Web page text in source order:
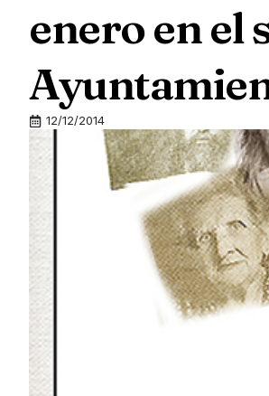
enero en el
12/12/2014